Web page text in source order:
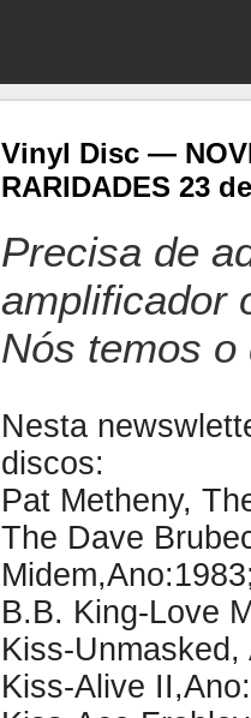
Vinyl Disc —
RARIDADES 23
Precisa de
amplificador
Nós temos o
Nesta
discos:
Pat Metheny,
The Dave
B.B. King-Love
Kiss-Unmasked,
Kiss-Alive